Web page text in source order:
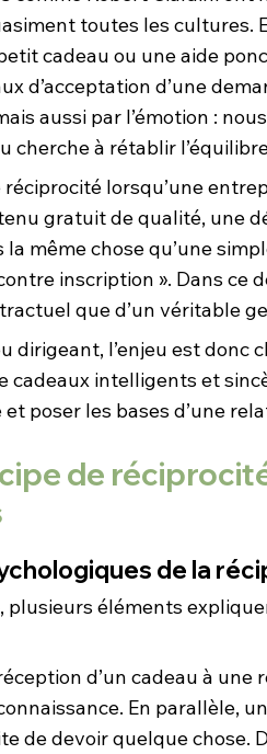
toutes les cultures.
cadeau ou une aide
d’acceptation d’une
aussi par l’émotion :
cherche à rétablir
lorsqu’une
gratuit de qualité, une
la même chose qu’une
inscription ». Dans ce
que d’un véritable
dirigeant, l’enjeu est donc
cadeaux intelligents et
poser les bases d’une
de
de la
éléments
d’un cadeau à une
En parallèle,
de devoir quelque chose.